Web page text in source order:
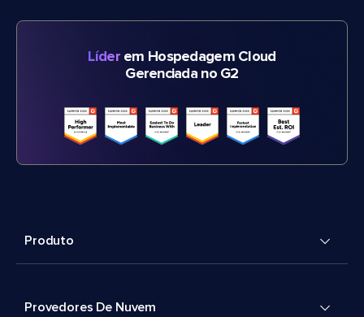
Líderem Hospedagem Cloud
Gerenciada no G2
Produto
Provedores De Nuvem